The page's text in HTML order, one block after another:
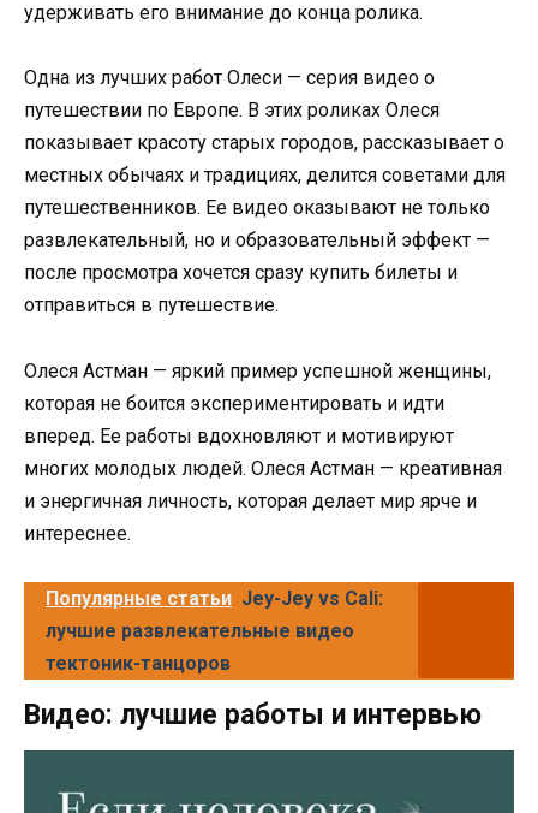
удерживать его внимание до конца ролика.
Одна из лучших работ Олеси — серия видео о
путешествии по Европе. В этих роликах Олеся
показывает красоту старых городов, рассказывает о
местных обычаях и традициях, делится советами для
путешественников. Ее видео оказывают не только
развлекательный, но и образовательный эффект —
после просмотра хочется сразу купить билеты и
отправиться в путешествие.
Олеся Астман — яркий пример успешной женщины,
которая не боится экспериментировать и идти
вперед. Ее работы вдохновляют и мотивируют
многих молодых людей. Олеся Астман — креативная
и энергичная личность, которая делает мир ярче и
интереснее.
Популярные статьи Jey-Jey vs Cali:
лучшие развлекательные видео
тектоник-танцоров
Видео: лучшие работы и интервью